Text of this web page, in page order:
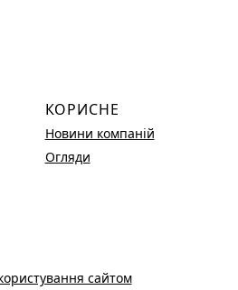
КОРИСНЕ
Новини компаній
Огляди
сайтом